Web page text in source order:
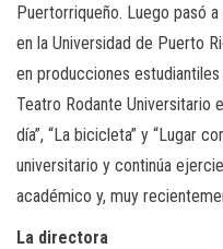
Puertorriqueño. Luego pasó
en la Universidad de Puerto
en producciones estudiantiles
Teatro Rodante Universitario
día”, “La bicicleta” y “Lugar
universitario y continúa
académico y, muy
La directora